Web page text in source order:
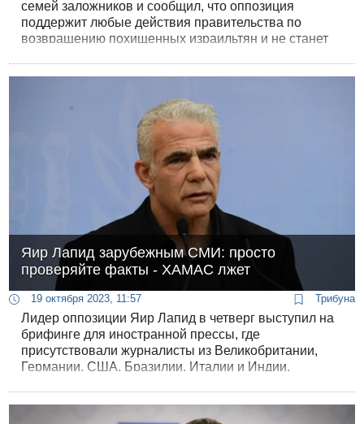
семей заложников и сообщил, что оппозиция
поддержит любые действия правительства по
возвращению похищенных израильтян и не станет
Яир Лапид зарубежным СМИ: просто
проверяйте факты - ХАМАС лжет
19 октября 2023, 11:57 Трибуна
Лидер оппозиции Яир Лапид в четверг выступил на
брифинге для иностранной прессы, где
присутствовали журналисты из Великобритании,
Германии, США, Бразилии, Италии и Индии.